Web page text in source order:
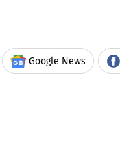
Google News